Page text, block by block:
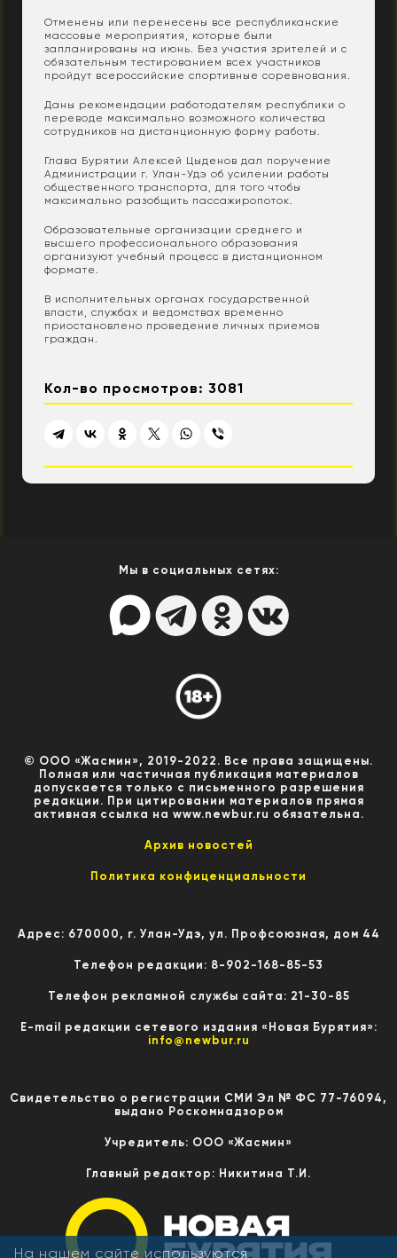
Отменены или перенесены все республиканские
массовые мероприятия, которые были
запланированы на июнь. Без участия зрителей и с
обязательным тестированием всех участников
пройдут всероссийские спортивные соревнования.
Даны рекомендации работодателям республики о
переводе максимально возможного количества
сотрудников на дистанционную форму работы.
Глава Бурятии Алексей Цыденов дал поручение
Администрации г. Улан-Удэ об усилении работы
общественного транспорта, для того чтобы
максимально разобщить пассажиропоток.
Образовательные организации среднего и
высшего профессионального образования
организуют учебный процесс в дистанционном
формате.
В исполнительных органах государственной
власти, службах и ведомствах временно
приостановлено проведение личных приемов
граждан.
Кол-во просмотров: 3081
Мы в социальных сетях:
© ООО «Жасмин», 2019-2022. Все права защищены.
Полная или частичная публикация материалов
допускается только с письменного разрешения
редакции. При цитировании материалов прямая
активная ссылка на www.newbur.ru обязательна.
Архив новостей
Политика конфиценциальности
Адрес: 670000, г. Улан-Удэ, ул. Профсоюзная, дом 44
Телефон редакции: 8-902-168-85-53
Телефон рекламной службы сайта: 21-30-85
E-mail редакции сетевого издания «Новая Бурятия»:
info@newbur.ru
Свидетельство о регистрации СМИ Эл № ФС 77-76094,
выдано Роскомнадзором
Учредитель: ООО «Жасмин»
Главный редактор: Никитина Т.И.
На нашем сайте используются